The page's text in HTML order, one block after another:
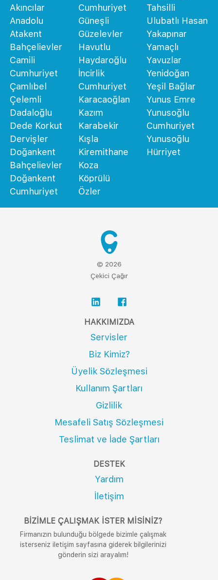
Akıncılar
Anadolu
Atakent
Bahçelievler
Camili
Cumhuriyet
Çamlıbel
Çelemli
Dadaloğlu
Dede Korkut
Dervişler
Doğankent
Bahçelievler
Doğankent
Cumhuriyet
Cumhuriyet
Güneşli
Güzelevler
Havutlu
Haydaroğlu
İncirlik
Cumhuriyet
Karacaoğlan
Kazım
Karabekir
Kışla
Kiremithane
Koza
Köprülü
Özler
Tahsilli
Ulubatlı Hasan
Yakapınar
Yamaçlı
Yavuzlar
Yenidoğan
Yeşil Bağlar
Yunus Emre
Yunusoğlu
Cumhuriyet
Yunusoğlu
Hürriyet
© 2026
Çekici Çağır
HAKKIMIZDA
Servisler
Biz Kimiz?
Üyelik Sözleşmesi
Kullanım Şartları
Gizlilik
Mesafeli Satış Sözleşmesi
Teslimat ve İade Şartları
DESTEK
Yardım
İletişim
BIZIMLE ÇALIŞMAK İSTER MISINIZ?
Firmanızın bulunduğu bölgede bizimle çalışmak
isterseniz iletişim sayfasına giderek bilgilerinizi
gönderin sizi arayalım!